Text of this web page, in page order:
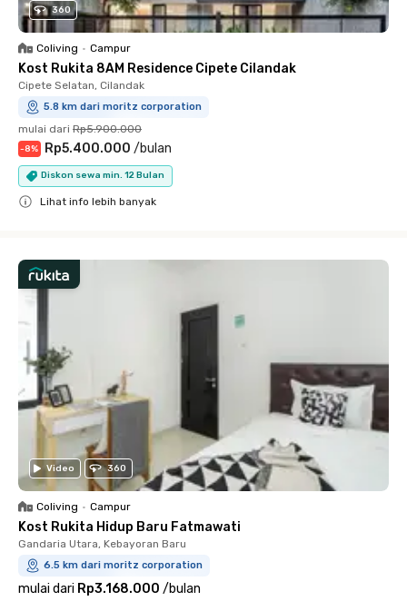
360
Coliving • Campur
Kost Rukita 8AM Residence Cipete Cilandak
Cipete Selatan, Cilandak
5.8 km dari moritz corporation
mulai dari Rp5.900.000
-8% Rp5.400.000 /bulan
Diskon sewa min. 12 Bulan
Lihat info lebih banyak
Video 360
Coliving • Campur
Kost Rukita Hidup Baru Fatmawati
Gandaria Utara, Kebayoran Baru
6.5 km dari moritz corporation
mulai dari Rp3.168.000 /bulan